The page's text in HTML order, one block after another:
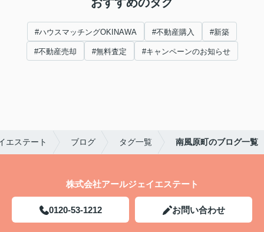
#ハウスマッチングOKINAWA #不動産購入 #新築
#不動産売却 #無料査定 #キャンペーンのお知らせ
エステート ブログ タグ一覧 南風原町のブログ一覧
株式会社アールジェイエステート
0120-53-1212 お問い合わせ